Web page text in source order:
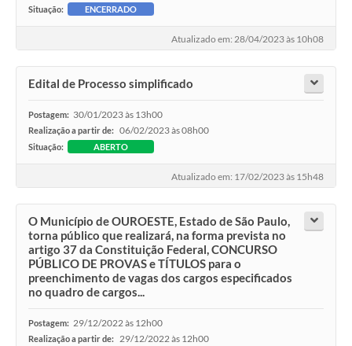
Situação: ENCERRADO
Atualizado em: 28/04/2023 às 10h08
Edital de Processo simplificado
Postagem: 30/01/2023 às 13h00
Realização a partir de: 06/02/2023 às 08h00
Situação: ABERTO
Atualizado em: 17/02/2023 às 15h48
O Município de OUROESTE, Estado de São Paulo,
torna público que realizará, na forma prevista no
artigo 37 da Constituição Federal, CONCURSO
PÚBLICO DE PROVAS e TÍTULOS para o
preenchimento de vagas dos cargos especificados
no quadro de cargos...
Postagem: 29/12/2022 às 12h00
Realização a partir de: 29/12/2022 às 12h00